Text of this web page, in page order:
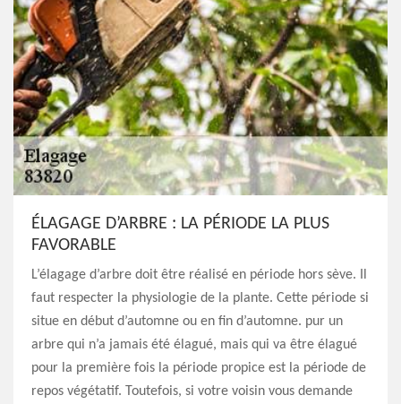
ÉLAGAGE D’ARBRE : LA PÉRIODE LA PLUS
FAVORABLE
L’élagage d’arbre doit être réalisé en période hors sève. Il
faut respecter la physiologie de la plante. Cette période si
situe en début d’automne ou en fin d’automne. pur un
arbre qui n’a jamais été élagué, mais qui va être élagué
pour la première fois la période propice est la période de
repos végétatif. Toutefois, si votre voisin vous demande